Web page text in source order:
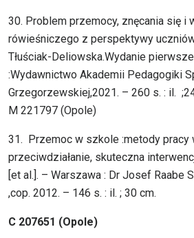
30. Problem przemocy, znęcania się i
rówieśniczego z perspektywy
Tłuściak-Deliowska.Wydanie
:Wydawnictwo Akademii Pedagogiki
Grzegorzewskiej,2021. – 260 s. : il.
M 221797 (Opole)
31. Przemoc w szkole :metody pracy
przeciwdziałanie, skuteczna
[et al.]. – Warszawa : Dr Josef Raabe
,cop. 2012. – 146 s. : il. ; 30 cm.
C 207651 (Opole)